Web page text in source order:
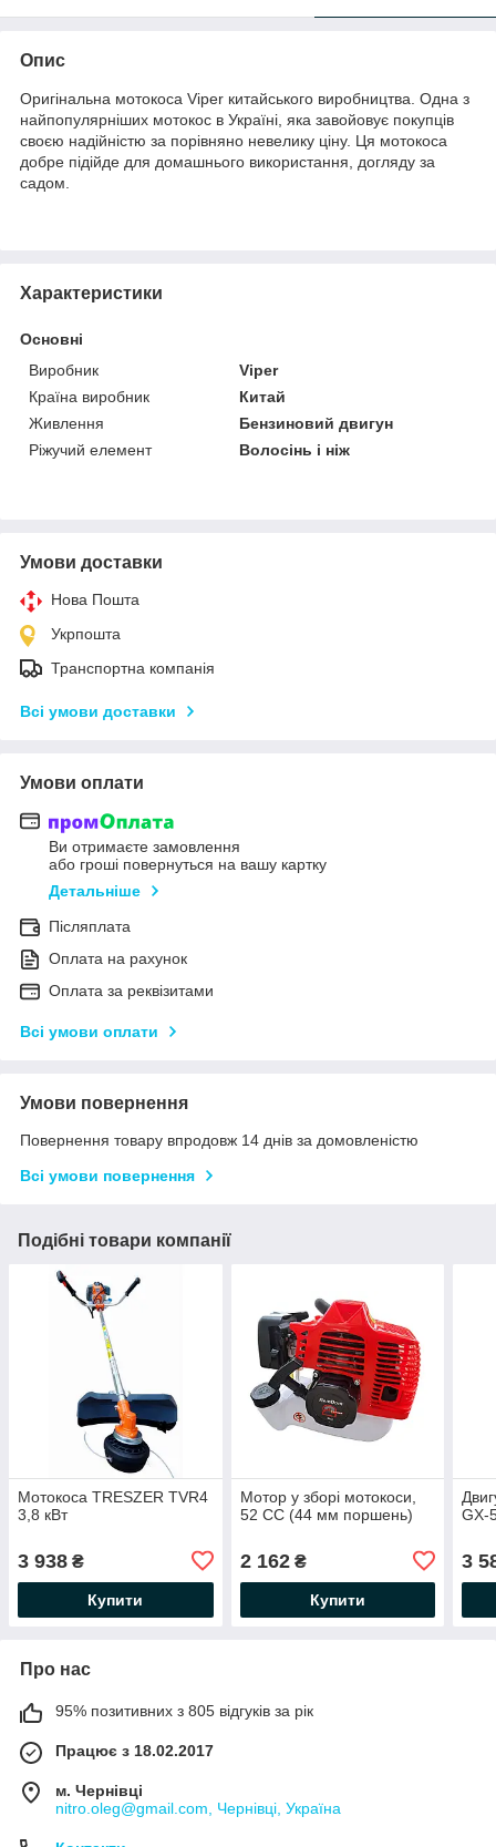
Опис
Оригінальна мотокоса Viper китайського виробництва. Одна з
найпопулярніших мотокос в Україні, яка завойовує покупців
своєю надійністю за порівняно невелику ціну. Ця мотокоса
добре підійде для домашнього використання, догляду за
садом.
Характеристики
Основні
Виробник
Viper
Країна виробник
Китай
Живлення
Бензиновий двигун
Ріжучий елемент
Волосінь і ніж
Умови доставки
Нова Пошта
Укрпошта
Транспортна компанія
Всі умови доставки
Умови оплати
Ви отримаєте замовлення
або гроші повернуться на вашу картку
Детальніше
Післяплата
Оплата на рахунок
Оплата за реквізитами
Всі умови оплати
Умови повернення
Повернення товару впродовж 14 днів за домовленістю
Всі умови повернення
Подібні товари компанії
Мотокоса TRESZER TVR4
3,8 кВт
3 938 ₴
Купити
Мотор у зборі мотокоси,
52 CC (44 мм поршень)
2 162₴
Купити
GX-
3
Про нас
95% позитивних з 805 відгуків за рік
Працює з 18.02.2017
м. Чернівці
nitro.oleg@gmail.com, Чернівці, Україна